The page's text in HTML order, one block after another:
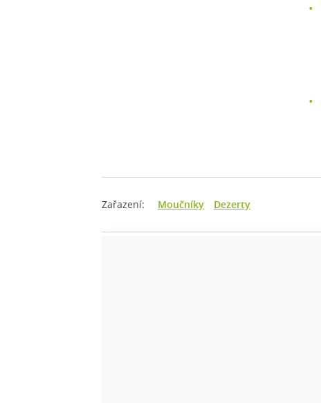
Zařazení: Moučníky Dezerty